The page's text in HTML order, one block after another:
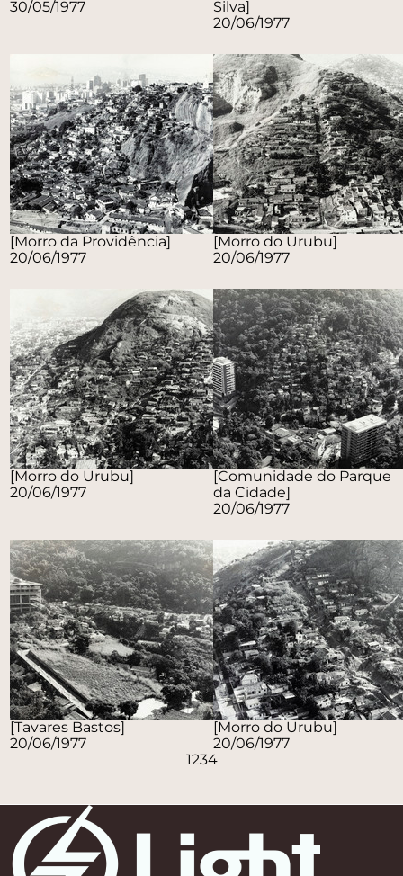
30/05/1977
Silva]
20/06/1977
[Morro da Providência]
20/06/1977
[Morro do Urubu]
20/06/1977
[Morro do Urubu]
20/06/1977
[Comunidade do Parque
da Cidade]
20/06/1977
[Tavares Bastos]
20/06/1977
[Morro do Urubu]
20/06/1977
1234